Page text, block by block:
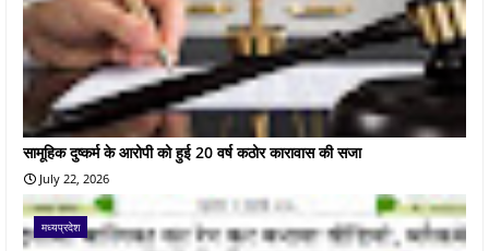
सामूहिक दुष्कर्म के आरोपी को हुई 20 वर्ष कठोर कारावास की सजा
July 22, 2026
मध्यप्रदेश